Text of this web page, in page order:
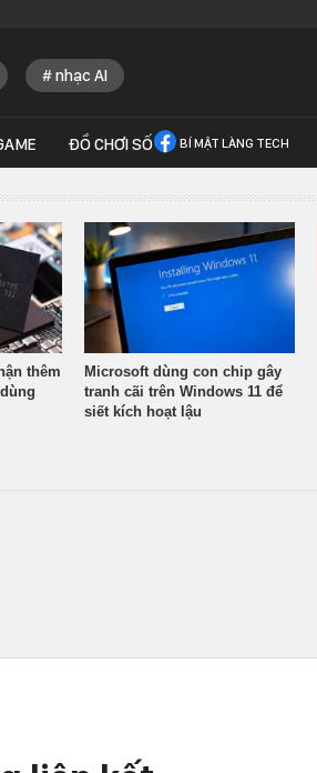
nhạc AI
ĐỒ CHƠI SỐ BÍ MẬT LÀNG TECH
thêm
Microsoft dùng con chip gây
tranh cãi trên Windows 11 để
siết kích hoạt lậu